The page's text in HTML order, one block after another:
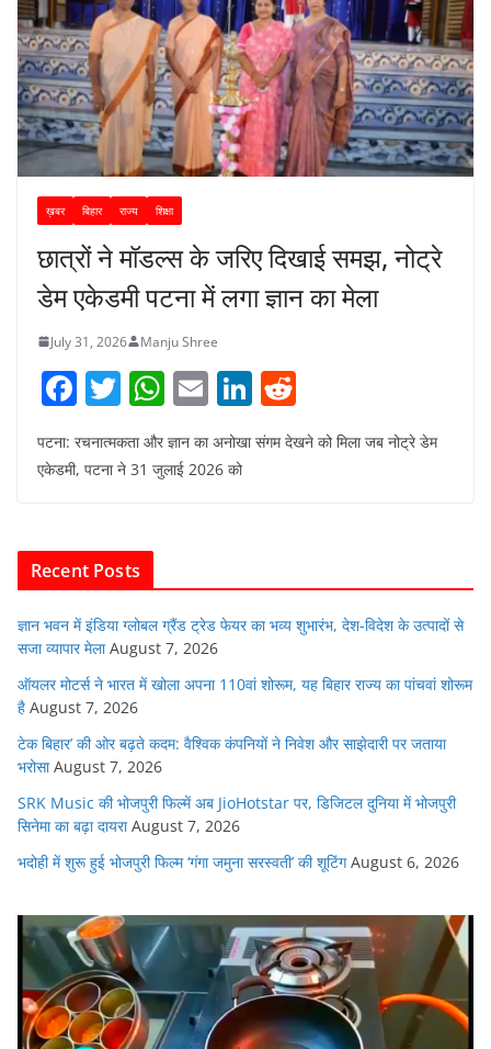
ख़बर बिहार राज्य शिक्षा
छात्रों ने मॉडल्स के जरिए दिखाई समझ, नोट्रे
डेम एकेडमी पटना में लगा ज्ञान का मेला
July 31, 2026 Manju Shree
F
c
o
o
k
T
itt
W
at
p
E
m
ai
Li
n
k
e
d
पटना: रचनात्मकता और ज्ञान का अनोखा संगम देखने को मिला जब नोट्रे डेम
एकेडमी, पटना ने 31 जुलाई 2026 को
Recent Posts
ज्ञान भवन में इंडिया ग्लोबल ग्रैंड ट्रेड फेयर का भव्य शुभारंभ, देश-विदेश के उत्पादों से
सजा व्यापार मेला August 7, 2026
ऑयलर मोटर्स ने भारत में खोला अपना 110वां शोरूम, यह बिहार राज्य का पांचवां शोरूम
है August 7, 2026
टेक बिहार’ की ओर बढ़ते कदम: वैश्विक कंपनियों ने निवेश और साझेदारी पर जताया
भरोसा August 7, 2026
SRK Music की भोजपुरी फिल्में अब JioHotstar पर, डिजिटल दुनिया में भोजपुरी
सिनेमा का बढ़ा दायरा August 7, 2026
भदोही में शुरू हुई भोजपुरी फिल्म ‘गंगा जमुना सरस्वती’ की शूटिंग August 6, 2026